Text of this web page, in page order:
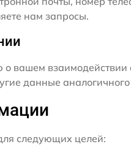
нам запросы.
вашем
данные
следующих целей: